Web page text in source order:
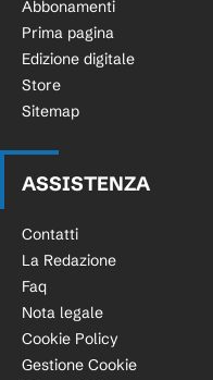
Abbonamenti
Prima pagina
Edizione digitale
Store
Sitemap
ASSISTENZA
Contatti
La Redazione
Faq
Nota legale
Cookie Policy
Gestione Cookie